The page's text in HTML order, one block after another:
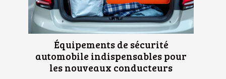
Équipements de sécurité
automobile indispensables pour
les nouveaux conducteurs